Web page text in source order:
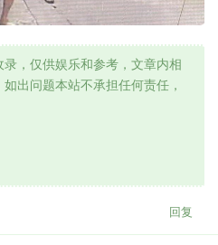
，仅供娱乐和参考，文章内相
出问题本站不承担任何责任，
回复